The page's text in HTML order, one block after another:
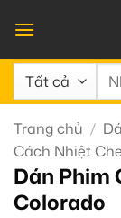
qua
nội
dung
Tìm
Trang chủ /
Cách Nhiệt
Dán Phim
Colorado